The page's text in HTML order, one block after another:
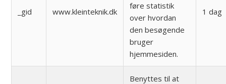
_gid www.kleinteknik.dk
føre statistik
over hvordan
den besøgende
bruger
hjemmesiden.
1 dag
Benyttes til at